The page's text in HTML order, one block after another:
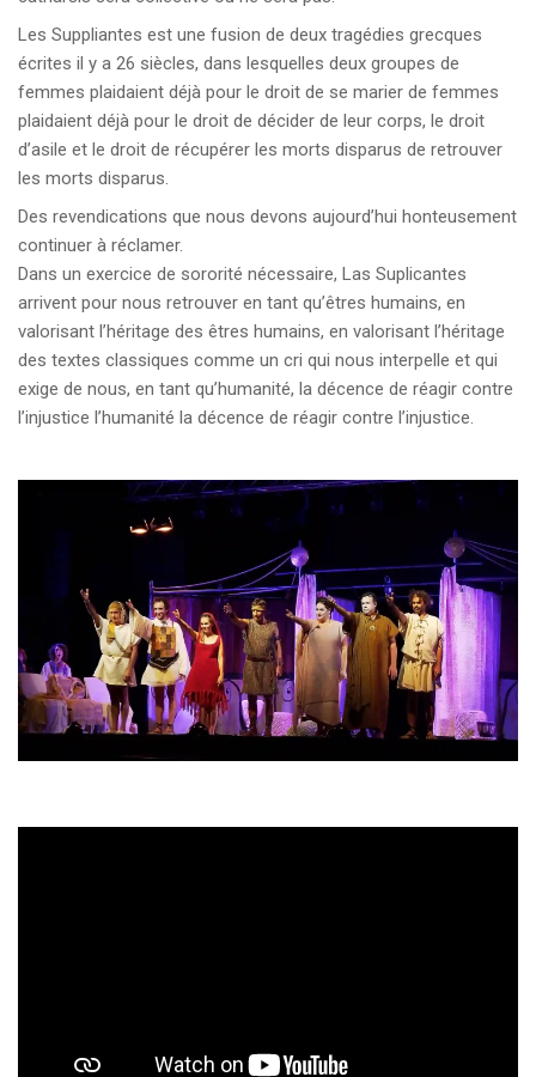
Les Suppliantes est une fusion de deux tragédies grecques
écrites il y a 26 siècles, dans lesquelles deux groupes de
femmes plaidaient déjà pour le droit de se marier de femmes
plaidaient déjà pour le droit de décider de leur corps, le droit
d’asile et le droit de récupérer les morts disparus de retrouver
les morts disparus.
Des revendications que nous devons aujourd’hui honteusement
continuer à réclamer.
Dans un exercice de sororité nécessaire, Las Suplicantes
arrivent pour nous retrouver en tant qu’êtres humains, en
valorisant l’héritage des êtres humains, en valorisant l’héritage
des textes classiques comme un cri qui nous interpelle et qui
exige de nous, en tant qu’humanité, la décence de réagir contre
l’injustice l’humanité la décence de réagir contre l’injustice.